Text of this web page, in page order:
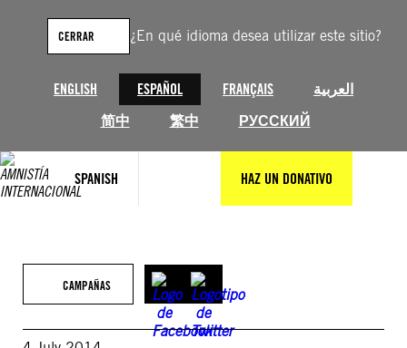
¿En qué idioma desea utilizar este sitio?
ENGLISH ESPAÑOL FRANÇAIS
العربية
简中
繁中 РУССКИЙ
CERRAR
SPANISH HAZ UN DONATIVO
contenido
CAMPAÑAS